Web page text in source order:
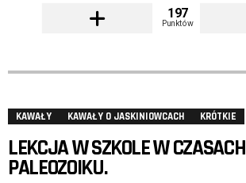
197
Punktów
KAWAŁY KAWAŁY O JASKINIOWCACH KRÓTKIE
LEKCJA W SZKOLE W CZASACH
PALEOZOIKU.